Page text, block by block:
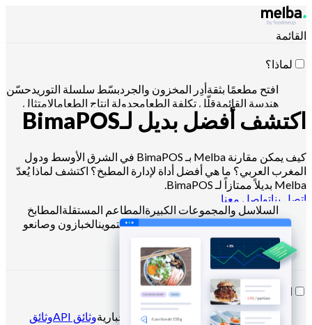
القائمة
لماذا؟
افتح مطعمًا بثقةأدِر المخزون والجردبسّط سلسلة التوريدحسّن
هندسة القائمةقلّل تكلفة الطعامجدولة إنتاج الطعامالامتثال
لمتطلبات HACCP
إدارة عروض الأسعار وتحليل المبيعاتالتحكّم
عبر Claude أو ChatGPT أو API
لمن؟
السلاسل والمجموعات الكبيرةالمطاعم المستقلةالمطابخ
المركزيةالمطابخ السحابيةشركات التموينالخبازون وصانعو
الحلوياتالفنادق-المطاعم
الموارد
المدونةمركز المساعدةالنشرات الإخباريةوثائق API
وثائق
اكتشف أفضل بديل لـBimaPOS
كيف يمكن مقارنة Melba بـ BimaPOS في الشرق الأوسط ودول
المغرب العربي؟ ما هي أفضل أداة لإدارة المطبخ؟ اكتشف لماذا يُعدّ
Melba بديلاً ممتازاً لـ BimaPOS.
اتصل بناتواصل معنا